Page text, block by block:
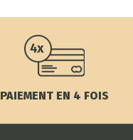
PAIEMENT EN 4 FOIS